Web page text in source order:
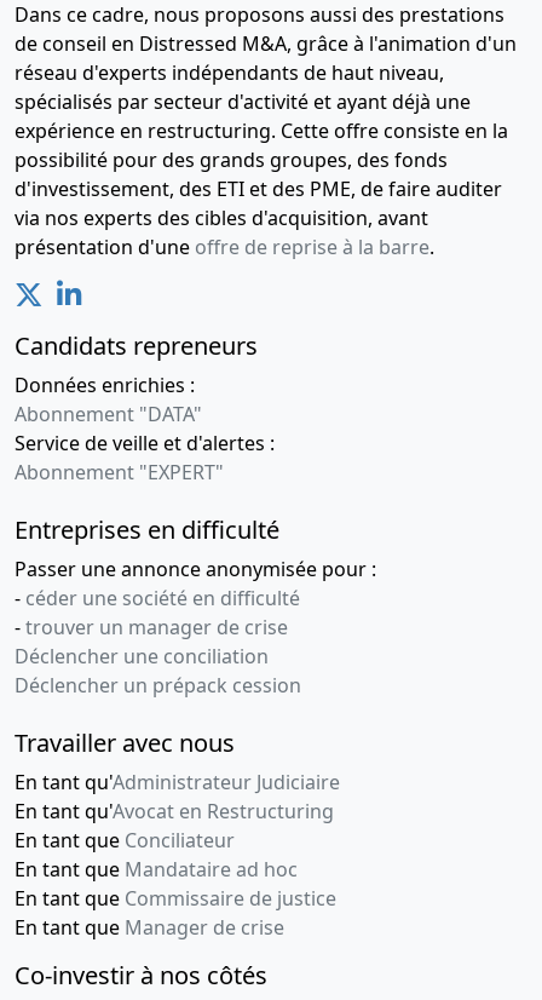
Dans ce cadre, nous proposons aussi des prestations
de conseil en Distressed M&A, grâce à l'animation d'un
réseau d'experts indépendants de haut niveau,
spécialisés par secteur d'activité et ayant déjà une
expérience en restructuring. Cette offre consiste en la
possibilité pour des grands groupes, des fonds
d'investissement, des ETI et des PME, de faire auditer
via nos experts des cibles d'acquisition, avant
présentation d'une offre de reprise à la barre.
Candidats repreneurs
Données enrichies :
Abonnement "DATA"
Service de veille et d'alertes :
Abonnement "EXPERT"
Entreprises en difficulté
Passer une annonce anonymisée pour :
- céder une société en difficulté
-trouver un manager de crise
Déclencher une conciliation
Déclencher un prépack cession
Travailler avec nous
En tant qu'Administrateur Judiciaire
En tant qu'Avocat en Restructuring
En tant que Conciliateur
En tant que Mandataire ad hoc
En tant que Commissaire de justice
En tant que Manager de crise
Co-investir à nos côtés